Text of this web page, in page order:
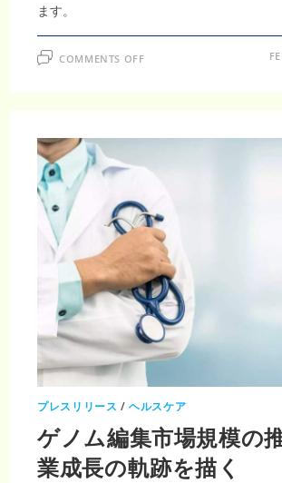
ます。
COMMENTS OFFON
成
ノ
集
市
場
の
CAGR
22.3%
と
収
益
予
測
プレスリリース /ヘルスケア
ゲノム編集市場規模の
業成長の軌跡を描く